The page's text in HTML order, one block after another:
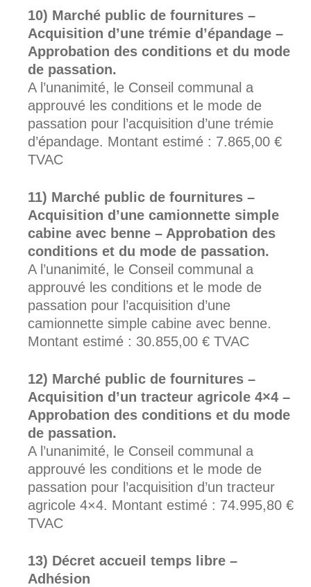
Marché public de fournitures –
Acquisition d’une trémie d’épandage –
Approbation des conditions et du mode
de passation.
A l’unanimité, le Conseil communal a
approuvé les conditions et le mode de
passation pour l’acquisition d’une trémie
d’épandage. Montant estimé : 7.865,00 €
TVAC
Marché public de fournitures –
Acquisition d’une camionnette simple
cabine avec benne – Approbation des
conditions et du mode de passation.
A l’unanimité, le Conseil communal a
approuvé les conditions et le mode de
passation pour l’acquisition d’une
camionnette simple cabine avec benne.
Montant estimé : 30.855,00 € TVAC
Marché public de fournitures –
Acquisition d’un tracteur agricole 4×4 –
Approbation des conditions et du mode
de passation.
A l’unanimité, le Conseil communal a
approuvé les conditions et le mode de
passation pour l’acquisition d’un tracteur
agricole 4×4. Montant estimé : 74.995,80 €
TVAC
Décret accueil temps libre –
Adhésion